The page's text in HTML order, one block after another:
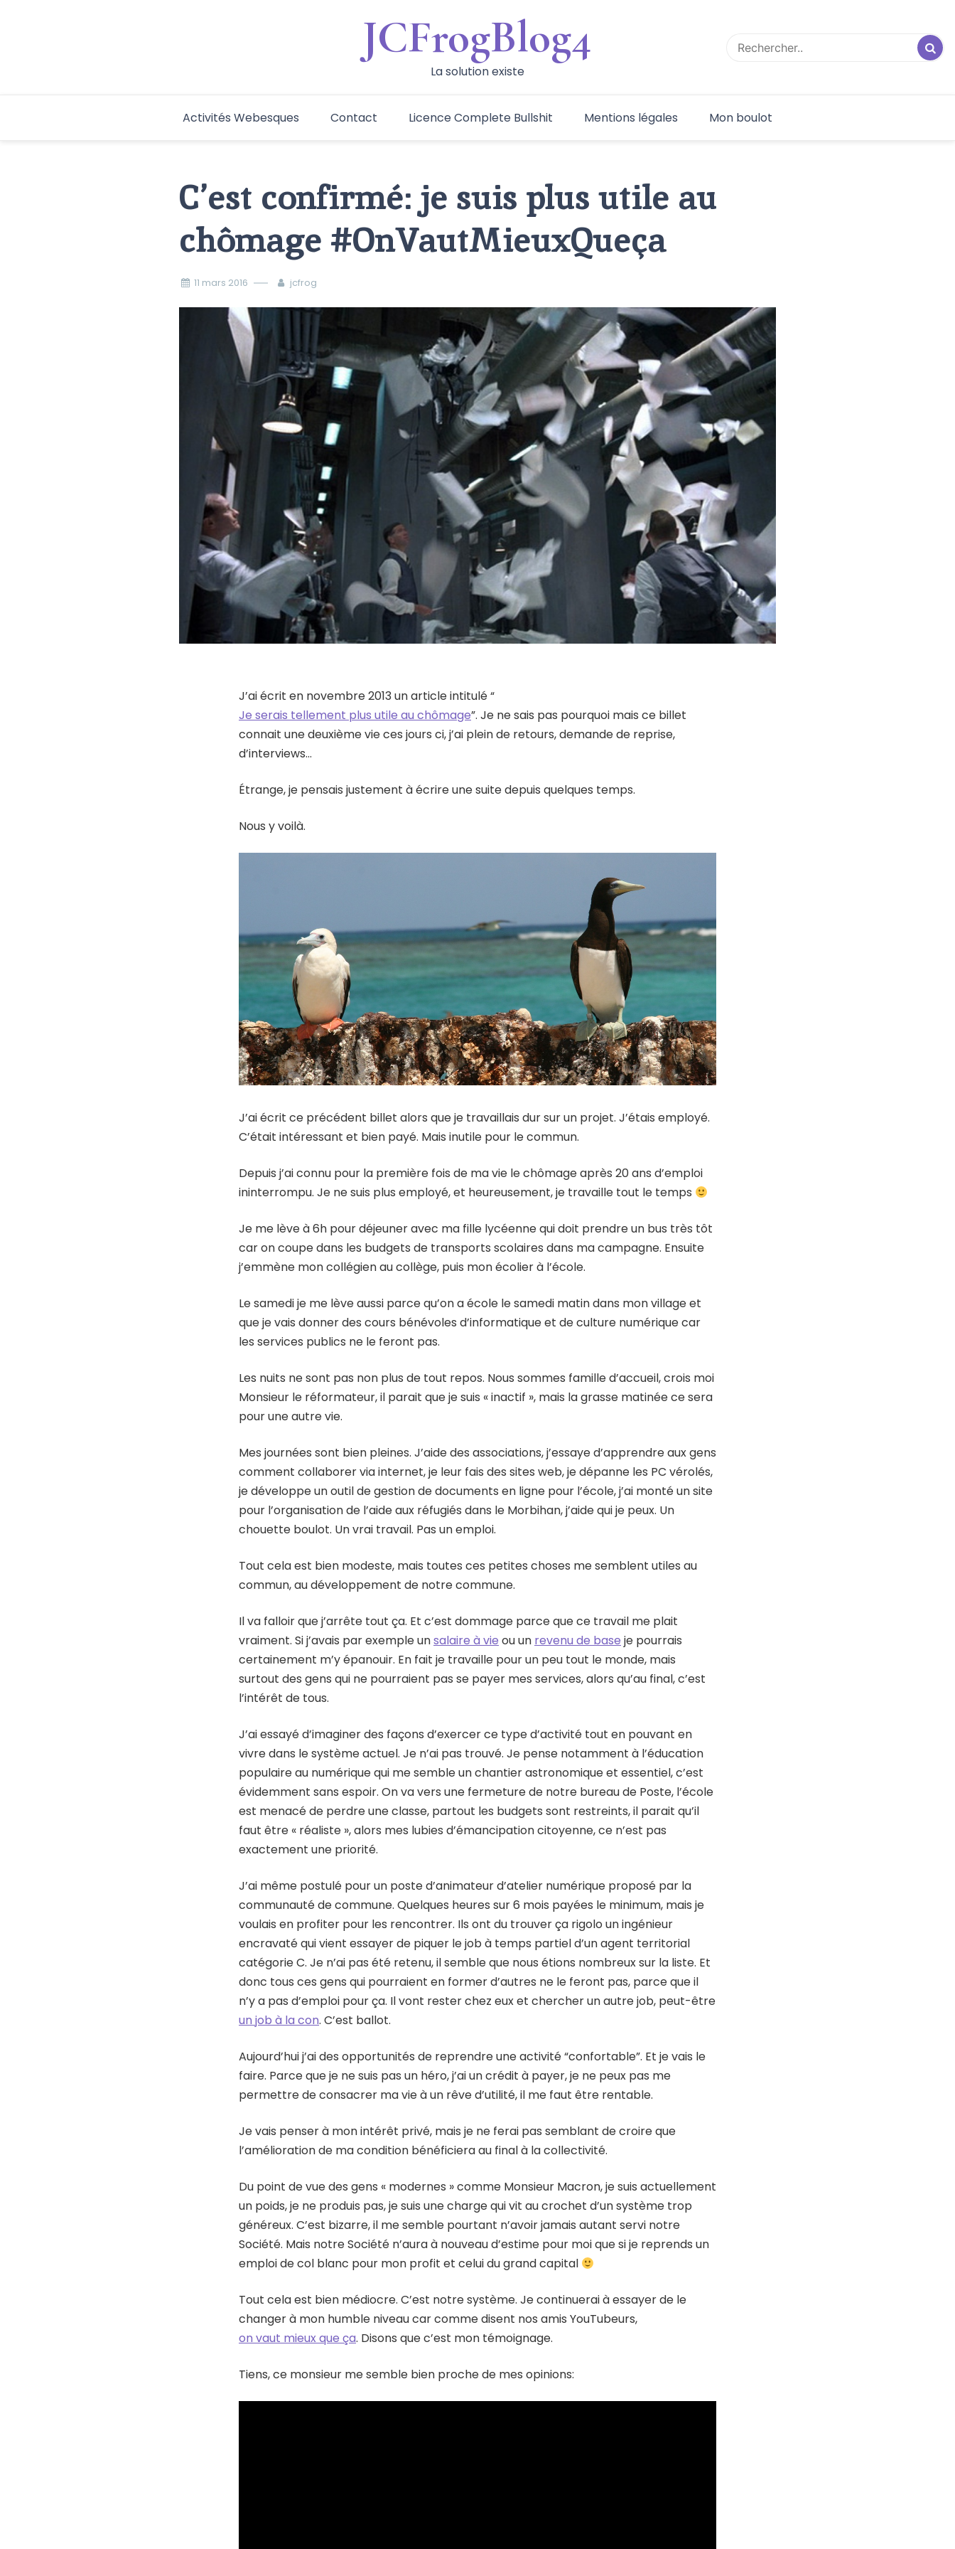
JCFrogBlog4
La solution existe
Activités Webesques Contact Licence Complete Bullshit Mentions légales Mon boulot
C’est confirmé: je suis plus utile au
chômage #OnVautMieuxQueça
11 mars 2016 jcfrog
J’ai écrit en novembre 2013 un article intitulé “
Je serais tellement plus utile au chômage”. Je ne sais pas pourquoi mais ce billet
connait une deuxième vie ces jours ci, j’ai plein de retours, demande de reprise,
d’interviews…
Étrange, je pensais justement à écrire une suite depuis quelques temps.
Nous y voilà.
J’ai écrit ce précédent billet alors que je travaillais dur sur un projet. J’étais employé.
C’était intéressant et bien payé. Mais inutile pour le commun.
Depuis j’ai connu pour la première fois de ma vie le chômage après 20 ans d’emploi
ininterrompu. Je ne suis plus employé, et heureusement, je travaille tout le temps
Je me lève à 6h pour déjeuner avec ma fille lycéenne qui doit prendre un bus très tôt
car on coupe dans les budgets de transports scolaires dans ma campagne. Ensuite
j’emmène mon collégien au collège, puis mon écolier à l’école.
Le samedi je me lève aussi parce qu’on a école le samedi matin dans mon village et
que je vais donner des cours bénévoles d’informatique et de culture numérique car
les services publics ne le feront pas.
Les nuits ne sont pas non plus de tout repos. Nous sommes famille d’accueil, crois moi
Monsieur le réformateur, il parait que je suis « inactif », mais la grasse matinée ce sera
pour une autre vie.
Mes journées sont bien pleines. J’aide des associations, j’essaye d’apprendre aux gens
comment collaborer via internet, je leur fais des sites web, je dépanne les PC vérolés,
je développe un outil de gestion de documents en ligne pour l’école, j’ai monté un site
pour l’organisation de l’aide aux réfugiés dans le Morbihan, j’aide qui je peux. Un
chouette boulot. Un vrai travail. Pas un emploi.
Tout cela est bien modeste, mais toutes ces petites choses me semblent utiles au
commun, au développement de notre commune.
Il va falloir que j’arrête tout ça. Et c’est dommage parce que ce travail me plait
vraiment. Si j’avais par exemple unsalaire à vie ou un revenu de base je pourrais
certainement m’y épanouir. En fait je travaille pour un peu tout le monde, mais
surtout des gens qui ne pourraient pas se payer mes services, alors qu’au final, c’est
l’intérêt de tous.
J’ai essayé d’imaginer des façons d’exercer ce type d’activité tout en pouvant en
vivre dans le système actuel. Je n’ai pas trouvé. Je pense notamment à l’éducation
populaire au numérique qui me semble un chantier astronomique et essentiel, c’est
évidemment sans espoir. On va vers une fermeture de notre bureau de Poste, l’école
est menacé de perdre une classe, partout les budgets sont restreints, il parait qu’il
faut être « réaliste », alors mes lubies d’émancipation citoyenne, ce n’est pas
exactement une priorité.
J’ai même postulé pour un poste d’animateur d’atelier numérique proposé par la
communauté de commune. Quelques heures sur 6 mois payées le minimum, mais je
voulais en profiter pour les rencontrer. Ils ont du trouver ça rigolo un ingénieur
encravaté qui vient essayer de piquer le job à temps partiel d’un agent territorial
catégorie C. Je n’ai pas été retenu, il semble que nous étions nombreux sur la liste. Et
donc tous ces gens qui pourraient en former d’autres ne le feront pas, parce que il
n’y a pas d’emploi pour ça. Il vont rester chez eux et chercher un autre job, peut-être
un job à la con. C’est ballot.
Aujourd’hui j’ai des opportunités de reprendre une activité “confortable”. Et je vais le
faire. Parce que je ne suis pas un héro, j’ai un crédit à payer, je ne peux pas me
permettre de consacrer ma vie à un rêve d’utilité, il me faut être rentable.
Je vais penser à mon intérêt privé, mais je ne ferai pas semblant de croire que
l’amélioration de ma condition bénéficiera au final à la collectivité.
Du point de vue des gens « modernes » comme Monsieur Macron, je suis actuellement
un poids, je ne produis pas, je suis une charge qui vit au crochet d’un système trop
généreux. C’est bizarre, il me semble pourtant n’avoir jamais autant servi notre
Société. Mais notre Société n’aura à nouveau d’estime pour moi que si je reprends un
emploi de col blanc pour mon profit et celui du grand capital
Tout cela est bien médiocre. C’est notre système. Je continuerai à essayer de le
changer à mon humble niveau car comme disent nos amis YouTubeurs,
on vaut mieux que ça. Disons que c’est mon témoignage.
Tiens, ce monsieur me semble bien proche de mes opinions: